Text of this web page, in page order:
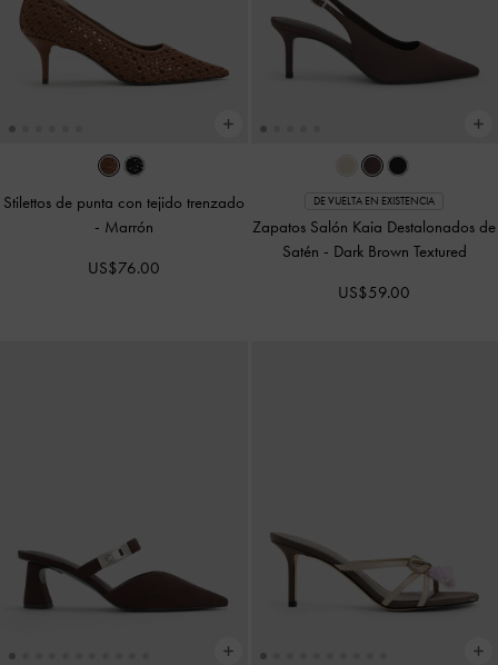
Stilettos de punta con tejido trenzado
- Marrón
US$76.00
DE VUELTA EN EXISTENCIA
Zapatos Salón Kaia Destalonados de
Satén - Dark Brown Textured
US$59.00